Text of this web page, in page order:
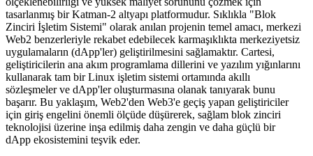
tasarlanmış bir Katman-2 altyapı platformudur. Sıklıkla "Blok
Zinciri İşletim Sistemi" olarak anılan projenin temel amacı, merkezi
Web2 benzerleriyle rekabet edebilecek karmaşıklıkta merkeziyetsiz
uygulamaların (dApp'ler) geliştirilmesini sağlamaktır. Cartesi,
geliştiricilerin ana akım programlama dillerini ve yazılım yığınlarını
kullanarak tam bir Linux işletim sistemi ortamında akıllı
sözleşmeler ve dApp'ler oluşturmasına olanak tanıyarak bunu
başarır. Bu yaklaşım, Web2'den Web3'e geçiş yapan geliştiriciler
için giriş engelini önemli ölçüde düşürerek, sağlam blok zinciri
teknolojisi üzerine inşa edilmiş daha zengin ve daha güçlü bir
dApp ekosistemini teşvik eder.